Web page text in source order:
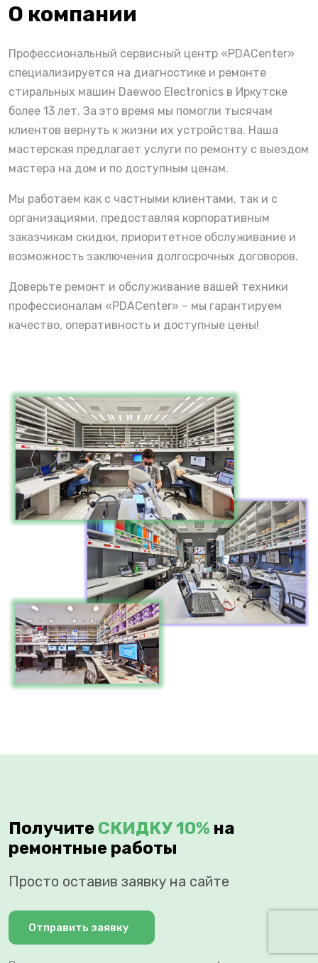
О компании
Профессиональный сервисный центр «PDACenter»
специализируется на диагностике и ремонте
стиральных машин Daewoo Electronics в Иркутске
более 13 лет. За это время мы помогли тысячам
клиентов вернуть к жизни их устройства. Наша
мастерская предлагает услуги по ремонту с выездом
мастера на дом и по доступным ценам.
Мы работаем как с частными клиентами, так и с
организациями, предоставляя корпоративным
заказчикам скидки, приоритетное обслуживание и
возможность заключения долгосрочных договоров.
Доверьте ремонт и обслуживание вашей техники
профессионалам «PDACenter» – мы гарантируем
качество, оперативность и доступные цены!
Получите СКИДКУ 10% на
ремонтные работы
Просто оставив заявку на сайте
Отправить заявку